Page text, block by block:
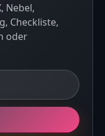
Nebel,
Checkliste,
oder